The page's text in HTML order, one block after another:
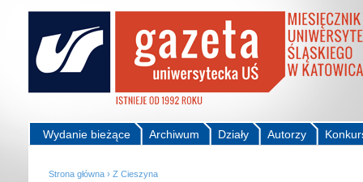
Autorzy
Działy
Archiwum
Wydanie bieżące
Strona główna › Z Cieszyna